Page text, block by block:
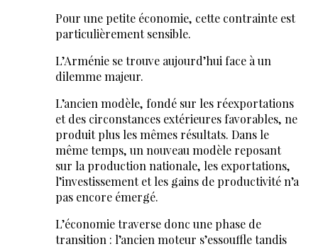
Pour une petite économie, cette contrainte est
particulièrement sensible.
L’Arménie se trouve aujourd’hui face à un
dilemme majeur.
L’ancien modèle, fondé sur les réexportations
et des circonstances extérieures favorables, ne
produit plus les mêmes résultats. Dans le
même temps, un nouveau modèle reposant
sur la production nationale, les exportations,
l’investissement et les gains de productivité n’a
pas encore émergé.
L’économie traverse donc une phase de
transition : l’ancien moteur s’essouffle tandis